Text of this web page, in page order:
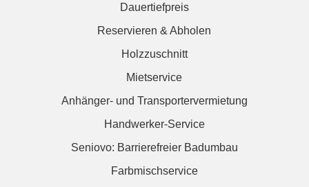
Dauertiefpreis
Reservieren & Abholen
Holzzuschnitt
Mietservice
Anhänger- und Transportervermietung
Handwerker-Service
Seniovo: Barrierefreier Badumbau
Farbmischservice